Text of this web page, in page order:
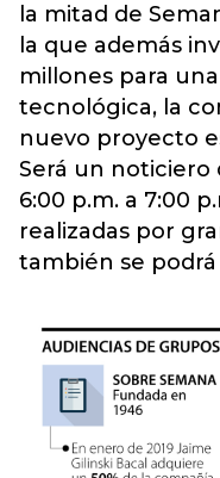
la mitad de
la que además
millones para
tecnológica, la
nuevo proyecto
Será un noticiero
6:00 p.m. a 7:00
realizadas por
también se podrá